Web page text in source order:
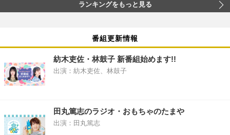
ランキングをもっと見る
番組更新情報
紡木吏佐・林鼓子 新番組始めます!!
出演：紡木吏佐、林鼓子
田丸篤志のラジオ・おもちゃのたまや
出演：田丸篤志